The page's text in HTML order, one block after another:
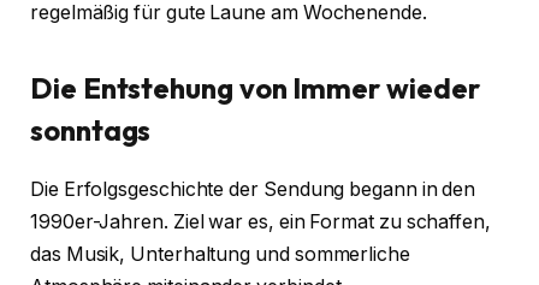
regelmäßig für gute Laune am Wochenende.
Die Entstehung von Immer wieder
sonntags
Die Erfolgsgeschichte der Sendung begann in den
1990er-Jahren. Ziel war es, ein Format zu schaffen,
das Musik, Unterhaltung und sommerliche